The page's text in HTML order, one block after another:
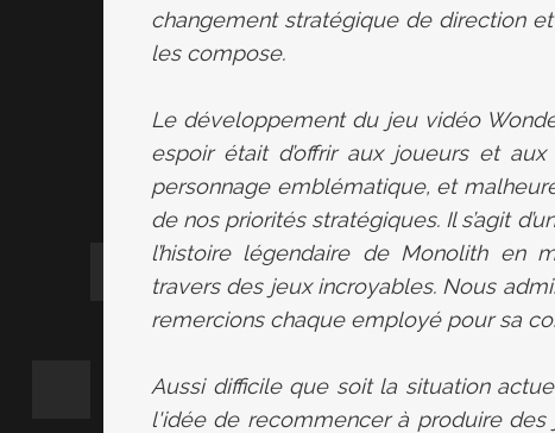
changement stratégique de direction
les compose.
Le développement du jeu vidéo
espoir était d’offrir aux joueurs et
personnage emblématique, et
de nos priorités stratégiques. Il s’agit
l’histoire légendaire de Monolith en
travers des jeux incroyables. Nous
remercions chaque employé pour sa
Aussi difficile que soit la situation
l'idée de recommencer à produire